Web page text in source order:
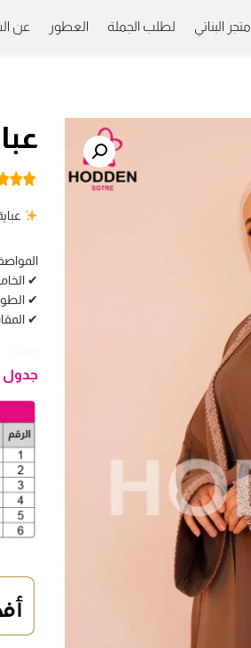
متجر البناتي لطلب الجملة العطور عن
عباية
✔
✔ الطول:
✔ المقاسات: 38 – 40
جدول